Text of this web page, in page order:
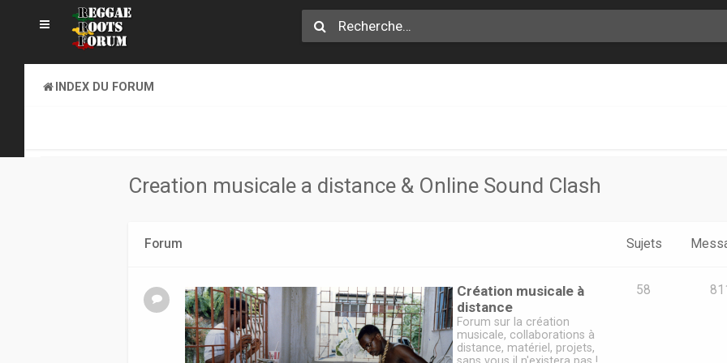
INDEX DU FORUM
Creation musicale a distance & Online Sound Clash
Forum Sujets
Création musicale à
distance
Forum sur la création
musicale, collaborations à
distance, matériel, projets,
58